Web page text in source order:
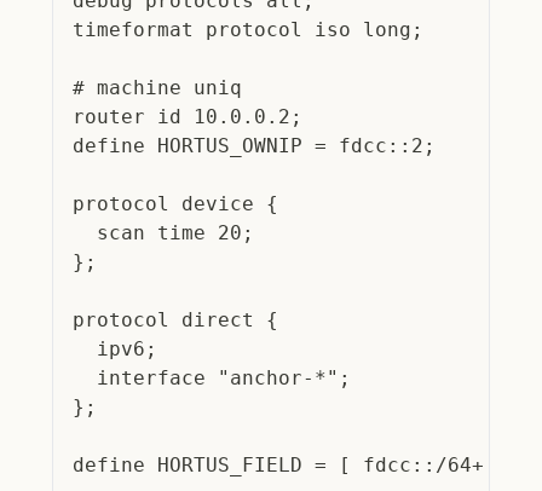
timeformat protocol iso long;
# machine uniq
router id 10.0.0.2;
define HORTUS_OWNIP = fdcc::2;
protocol device {
  scan time 20;
};
protocol direct {
  ipv6;
  interface "anchor-*";
};
define HORTUS_FIELD = [ fdcc::/64+ ];